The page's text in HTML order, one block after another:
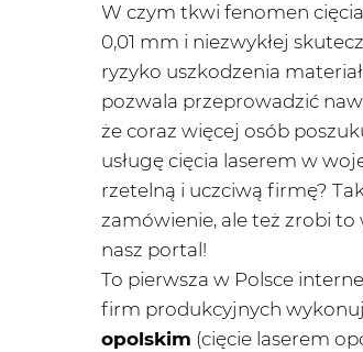
W czym tkwi fenomen
0,01 mm i niezwykłej
ryzyko uszkodzenia
pozwala przeprowadzić
że coraz więcej osób
usługę cięcia laserem w
rzetelną i uczciwą firmę?
zamówienie, ale też zrobi to
nasz portal!
To pierwsza w Polsce
firm produkcyjnych
opolskim (cięcie laserem